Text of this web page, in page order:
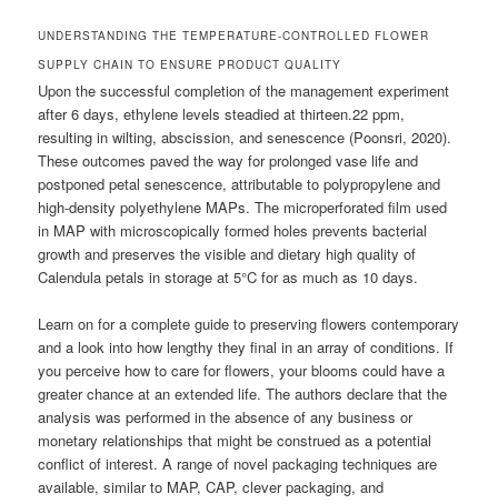
UNDERSTANDING THE TEMPERATURE-CONTROLLED FLOWER
SUPPLY CHAIN TO ENSURE PRODUCT QUALITY
Upon the successful completion of the management experiment
after 6 days, ethylene levels steadied at thirteen.22 ppm,
resulting in wilting, abscission, and senescence (Poonsri, 2020).
These outcomes paved the way for prolonged vase life and
postponed petal senescence, attributable to polypropylene and
high-density polyethylene MAPs. The microperforated film used
in MAP with microscopically formed holes prevents bacterial
growth and preserves the visible and dietary high quality of
Calendula petals in storage at 5°C for as much as 10 days.
Learn on for a complete guide to preserving flowers contemporary
and a look into how lengthy they final in an array of conditions. If
you perceive how to care for flowers, your blooms could have a
greater chance at an extended life. The authors declare that the
analysis was performed in the absence of any business or
monetary relationships that might be construed as a potential
conflict of interest. A range of novel packaging techniques are
available, similar to MAP, CAP, clever packaging, and